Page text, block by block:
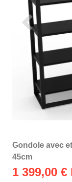
Gondole avec
45cm
1 399,00 €